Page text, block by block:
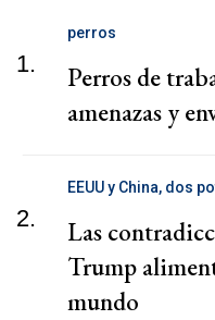
1.
perros
Perros de
amenazas y
2.
EEUU y China, dos
Las
Trump
mundo